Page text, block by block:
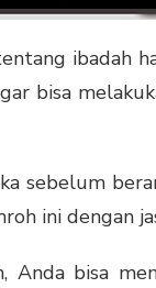
ibadah
bisa
sebelum
ini dengan
bisa